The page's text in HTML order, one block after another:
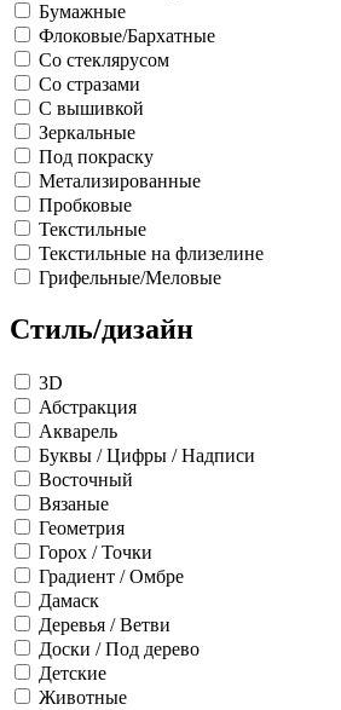
Бумажные
Флоковые/Бархатные
Со стеклярусом
Со стразами
С вышивкой
Зеркальные
Под покраску
Метализированные
Пробковые
Текстильные
Текстильные на флизелине
Грифельные/Меловые
Стиль/дизайн
3D
Абстракция
Акварель
Буквы / Цифры / Надписи
Восточный
Вязаные
Геометрия
Горох / Точки
Градиент / Омбре
Дамаск
Деревья / Ветви
Доски / Под дерево
Детские
Животные